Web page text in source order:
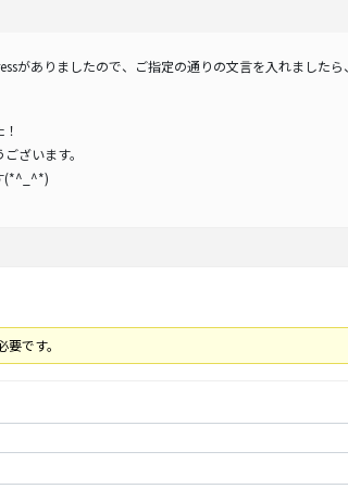
がありましたので、ご指定の通りの文言を入れました
ざいます。
(*^_^*)
です。